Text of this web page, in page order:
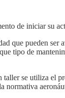
de iniciar su
que pueden
tipo de
se utiliza el
normativa